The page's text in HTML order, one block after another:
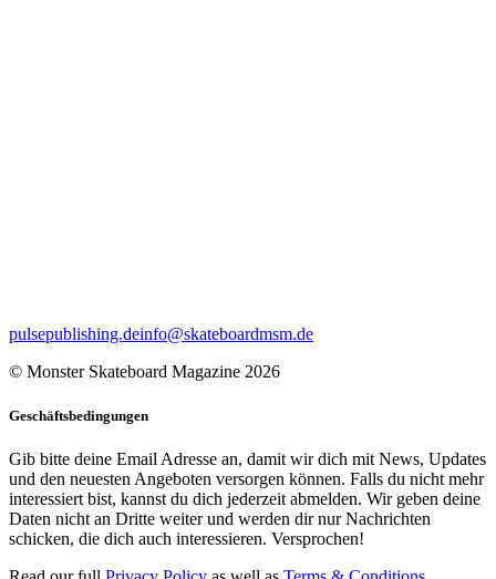
pulsepublishing.deinfo@skateboardmsm.de
© Monster Skateboard Magazine 2026
Geschäftsbedingungen
Gib bitte deine Email Adresse an, damit wir dich mit News, Updates
und den neuesten Angeboten versorgen können. Falls du nicht mehr
interessiert bist, kannst du dich jederzeit abmelden. Wir geben deine
Daten nicht an Dritte weiter und werden dir nur Nachrichten
schicken, die dich auch interessieren. Versprochen!